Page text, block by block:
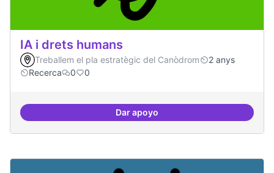
IA i drets humans
Treballem el pla estratègic del Canòdrom
2 anys
Recerca
0 0
Dar apoyoIA i drets humans